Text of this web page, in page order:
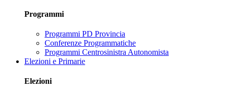
Programmi
Programmi PD Provincia
Conferenze Programmatiche
Programmi Centrosinistra Autonomista
Elezioni e Primarie
Elezioni